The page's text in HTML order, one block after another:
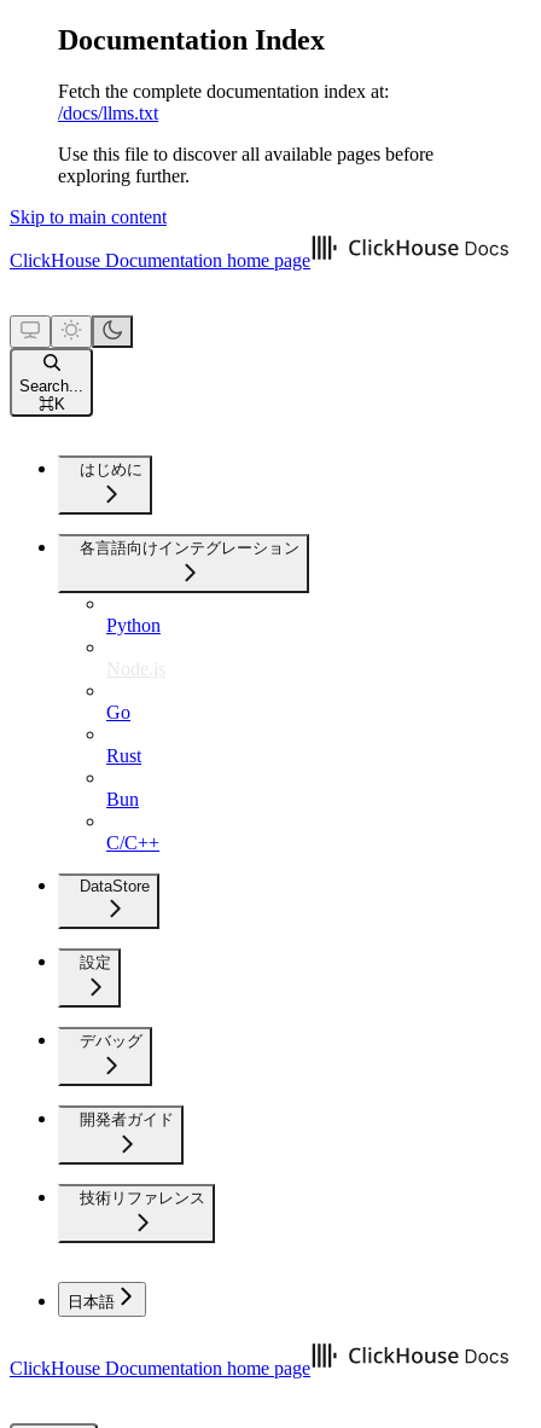
Documentation Index
Fetch the complete documentation index at:
/docs/llms.txt
Use this file to discover all available pages before
exploring further.
Skip to main content
ClickHouse Documentation home page
Search...
⌘K
はじめに
各言語向けインテグレーション
Python
Node.js
Go
Rust
Bun
C/C++
DataStore
設定
デバッグ
開発者ガイド
技術リファレンス
日本語
ClickHouse Documentation home page